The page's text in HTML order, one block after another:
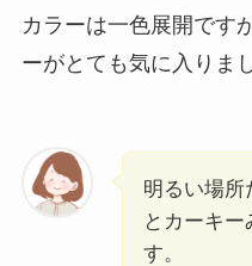
カラーは一色展開です
ーがとても気に入りま
明るい場所
とカーキー
す。